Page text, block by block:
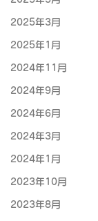
2025年3月
2025年1月
2024年11月
2024年9月
2024年6月
2024年3月
2024年1月
2023年10月
2023年8月